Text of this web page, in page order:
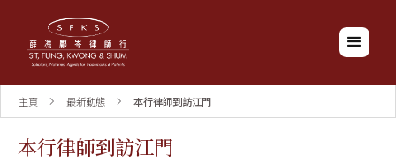
主頁 最新動態 本行律師到訪江門
本行律師到訪江門